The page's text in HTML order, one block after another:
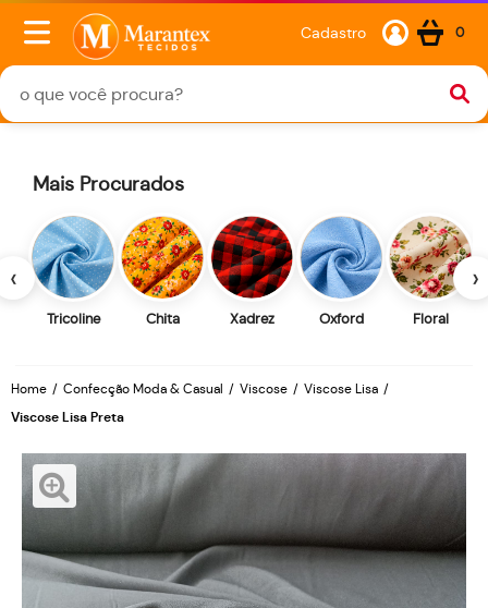
Cadastro 0
‹
Mais Procurados
Tricoline Chita Xadrez Oxford Floral
›
Home Confecção Moda & Casual Viscose Viscose Lisa
Viscose Lisa Preta